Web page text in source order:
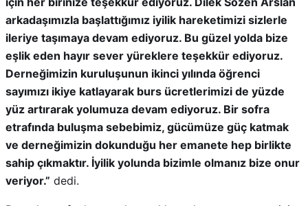
arkadaşımızla başlattığımız iyilik hareketimizi sizlerle
ileriye taşımaya devam ediyoruz. Bu güzel yolda bize
eşlik eden hayır sever yüreklere teşekkür ediyoruz.
Derneğimizin kuruluşunun ikinci yılında öğrenci
sayımızı ikiye katlayarak burs ücretlerimizi de yüzde
yüz artırarak yolumuza devam ediyoruz. Bir sofra
etrafında buluşma sebebimiz, gücümüze güç katmak
ve derneğimizin dokunduğu her emanete hep birlikte
sahip çıkmaktır. İyilik yolunda bizimle olmanız bize onur
veriyor.” dedi.